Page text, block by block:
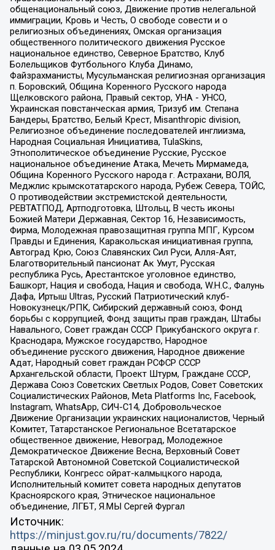
общенациональный союз, Движение против нелегальной
иммиграции, Кровь и Честь, О свободе совести и о
религиозных объединениях, Омская организация
общественного политического движения Русское
национальное единство, Северное Братство, Клуб
Болельщиков Футбольного Клуба Динамо,
Файзрахманисты, Мусульманская религиозная организация
п. Боровский, Община Коренного Русского народа
Щелковского района, Правый сектор, УНА - УНСО,
Украинская повстанческая армия, Тризуб им. Степана
Бандеры, Братство, Белый Крест, Misanthropic division,
Религиозное объединение последователей инглиизма,
Народная Социальная Инициатива, TulaSkins,
Этнополитическое объединение Русские, Русское
национальное объединение Атака, Мечеть Мирмамеда,
Община Коренного Русского народа г. Астрахани, ВОЛЯ,
Меджлис крымскотатарского народа, Рубеж Севера, ТОЙС,
О противодействии экстремистской деятельности,
РЕВТАТПОД, Артподготовка, Штольц, В честь иконы
Божией Матери Державная, Сектор 16, Независимость,
Фирма, Молодежная правозащитная группа МПГ, Курсом
Правды и Единения, Каракольская инициативная группа,
Автоград Крю, Союз Славянских Сил Руси, Алля-Аят,
Благотворительный пансионат Ак Умут, Русская
республика Русь, Арестантское уголовное единство,
Башкорт, Нация и свобода, Нация и свобода, W.H.С., Фалунь
Дафа, Иртыш Ultras, Русский Патриотический клуб-
Новокузнецк/РПК, Сибирский державный союз, Фонд
борьбы с коррупцией, Фонд защиты прав граждан, Штабы
Навального, Совет граждан СССР Прикубанского округа г.
Краснодара, Мужское государство, Народное
объединение русского движения, Народное движение
Адат, Народный совет граждан РСФСР СССР
Архангельской области, Проект Штурм, Граждане СССР,
Держава Союз Советских Светлых Родов, Совет Советских
Социалистических Районов, Meta Platforms Inc, Facebook,
Instagram, WhatsApp, СИЧ-С14, Добровольческое
Движение Организации украинских националистов, Черный
Комитет, Татарстанское Региональное Всетатарское
общественное движение, Невоград, Молодежное
Демократическое Движение Весна, Верховный Совет
Татарской Автономной Советской Социалистической
Республики, Конгресс ойрат-калмыцкого народа,
Исполнительный комитет совета народных депутатов
Красноярского края, Этническое национальное
объединение, ЛГБТ, Я.МЫ Сергей Фургал
Источник:
https://minjust.gov.ru/ru/documents/7822/